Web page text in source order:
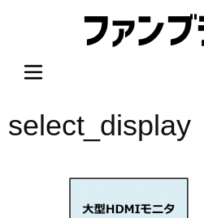
プ
select_display